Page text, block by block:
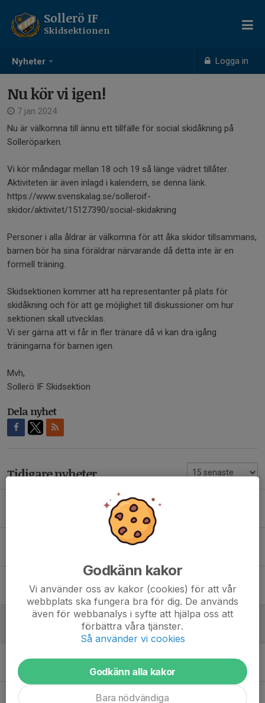
Nyheter Logga in
Sollerö IF
Skidsektionen
Nu kör vi igen!
7 jan 2024
Nu är välkomna till ännu ett tillfälle för social skidåkning på
Solleröparken.
Vi kör måndagar mellan 18 och 19 så länge vädret tillåter.
Aktiviteten är även inlagd i kalendern, se denna länk.
https://www.svenskalag.se/solleroif-
skidor/aktivitet/15127390/social-skidakning
Personer i alla åldrar är välkomna för att åka skidor tillsammans,
barnen bör ha sina föräldrar närvarande då detta inte är en
formell träning.
Skidsektionen kommer att ha representanter på plats för
skidåkning och för att ge möjlighet till diskussioner om hur
sektionen skall utvecklas.
Vi ser gärna att vi får in fler tränare då vi kan dra igång
träningarna för barnen igen.
Mvh,
Sollerö IF Skidsektion
Dela nyhet
Tidigare nyheter
Social skidåkning/säsongsavslut
Social skidåkning ikväll
12 feb 2024
Nu kör vi igen!
Skidåkare, nu kör vi!
Godkänn kakor
Vi använder oss av kakor (cookies) för att vår
webbplats ska fungera bra för dig. De används
även för webbanalys i syfte att hjälpa oss att
förbättra våra tjänster.
Så använder vi cookies
Godkänn alla kakor
Bara nödvändiga